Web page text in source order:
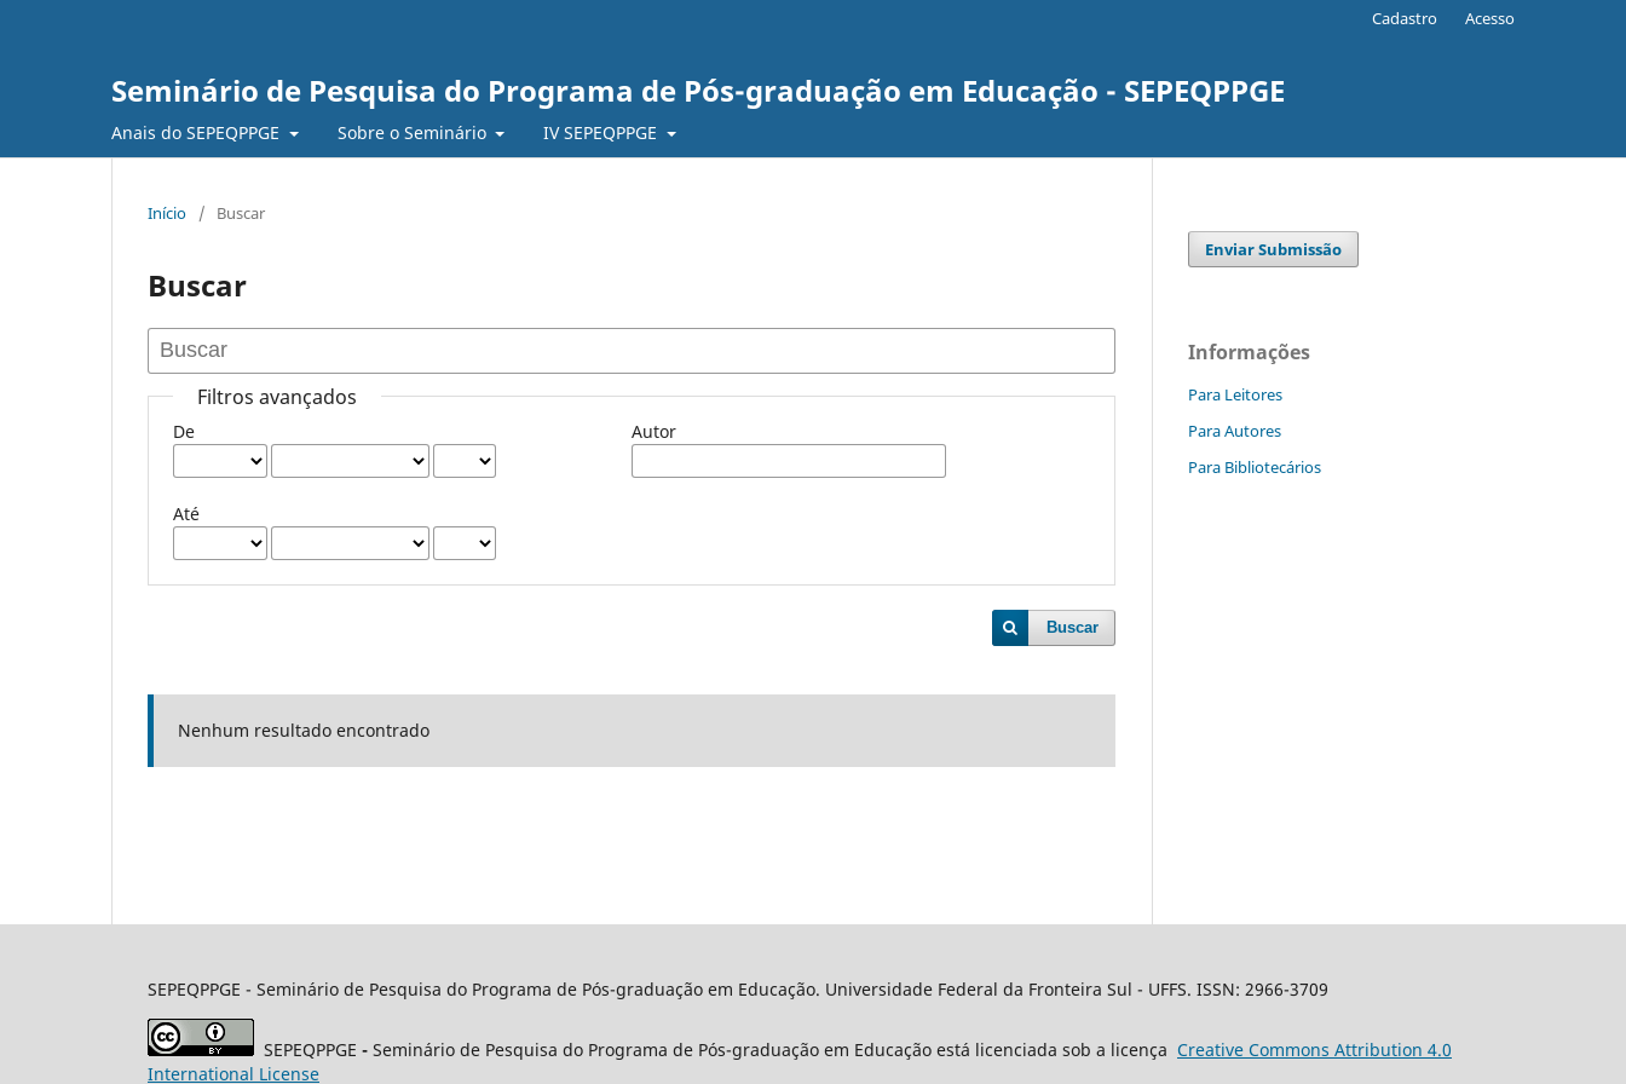
Seminário de Pesquisa do Programa de Pós-graduação em Educação - SEPEQPPGE
Anais do SEPEQPPGE Sobre o Seminário IV SEPEQPPGE
Cadastro Acesso
Início / Buscar
Buscar
Filtros avançados
De
Até
Autor
Buscar
Nenhum resultado encontrado
Enviar Submissão
Informações
Para Leitores
Para Autores
Para Bibliotecários
SEPEQPPGE - Seminário de Pesquisa do Programa de Pós-graduação em Educação. Universidade Federal da Fronteira Sul - UFFS. ISSN: 2966-3709
SEPEQPPGE - Seminário de Pesquisa do Programa de Pós-graduação em Educação está licenciada sob a licença Creative Commons Attribution 4.0
International License